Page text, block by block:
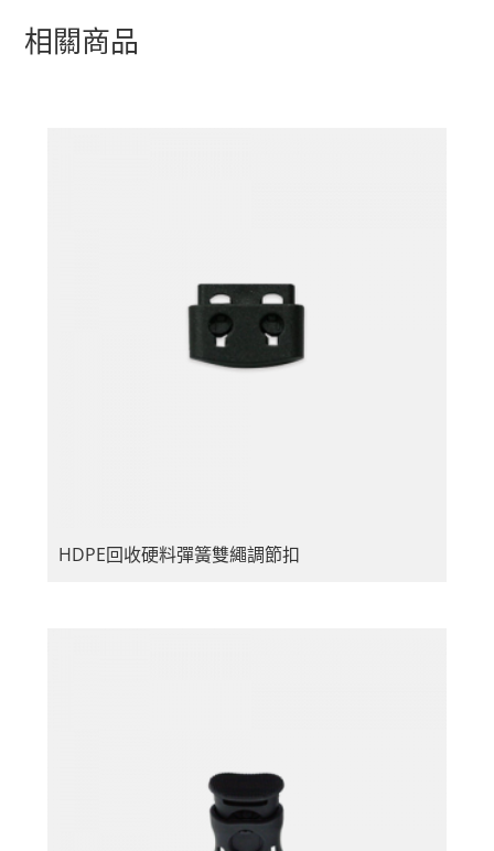
相關商品
HDPE回收硬料彈簧雙繩調節扣